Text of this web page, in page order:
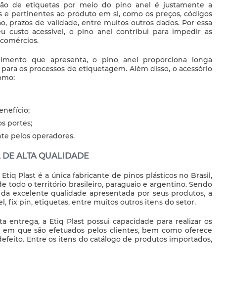
de etiquetas por meio do pino anel
é justamente a
e pertinentes ao produto em si, como os preços, códigos
prazos de validade, entre muitos outros dados. Por essa
custo acessível, o pino anel
contribui para impedir as
que apresenta, o pino anel
proporciona longa
os processos de etiquetagem. Além disso, o acessório
portes;
pelos operadores.
ALTA QUALIDADE
Plast é a única fabricante de pinos plásticos no Brasil,
todo o território brasileiro, paraguaio e argentino. Sendo
excelente qualidade apresentada por seus produtos, a
fix pin, etiquetas, entre muitos outros itens do setor.
entrega, a Etiq Plast possui capacidade para realizar os
que são efetuados pelos clientes, bem como oferece
Entre os itens do catálogo de produtos importados,